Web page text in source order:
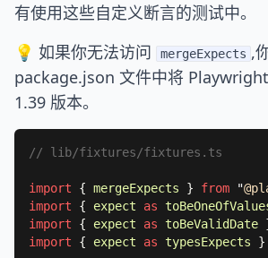
有使用这些自定义断言的测试中。
💡 如果你无法访问
mergeExpects ,
package.json 文件中将
1.39 版本。
import { mergeExpects } from "
import { expect as
import { expect as toBeValidDate
import { expect as typesExpects }